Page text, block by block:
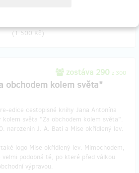
(1 500 Kč)
zostáva 290 z 300
obchodem kolem světa"
edice cestopisné knihy Jana Antonína
světa "Za obchodem kolem světa".
narozenin J. A. Bati a Mise okřídlený lev.
logo Mise okřídlený lev. Mimochodem,
podobná té, po které před válkou
výpravou.